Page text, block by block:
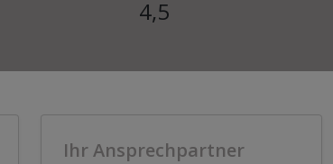
4,5
Ihr Ansprechpartner